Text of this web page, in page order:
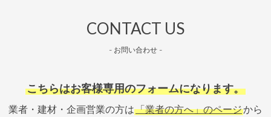
CONTACT US
- お問い合わせ -
こちらはお客様専用のフォームになります。
業者・建材・企画営業の方は「業者の方へ」のページから